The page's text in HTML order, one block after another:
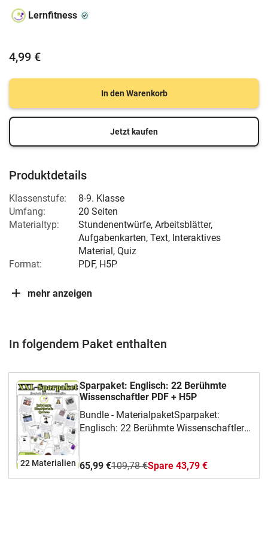
Lernfitness
4,99 €
In den Warenkorb
Jetzt kaufen
Produktdetails
Klassenstufe:
8-9. Klasse
Umfang:
20 Seiten
Materialtyp:
Stundenentwürfe, Arbeitsblätter,
Aufgabenkarten, Text, Interaktives
Material, Quiz
Format:
PDF, H5P
mehr anzeigen
In folgendem Paket enthalten
22 Materialien
Sparpaket: Englisch: 22 Berühmte
Wissenschaftler PDF + H5P
Bundle - MaterialpaketSparpaket:
Englisch: 22 Berühmte Wissenschaftler
Naturwissenschaftler, meist
Chemiker, deren Arbeit Schülerinnen und
65,99 €109,78 €Spare 43,79 €